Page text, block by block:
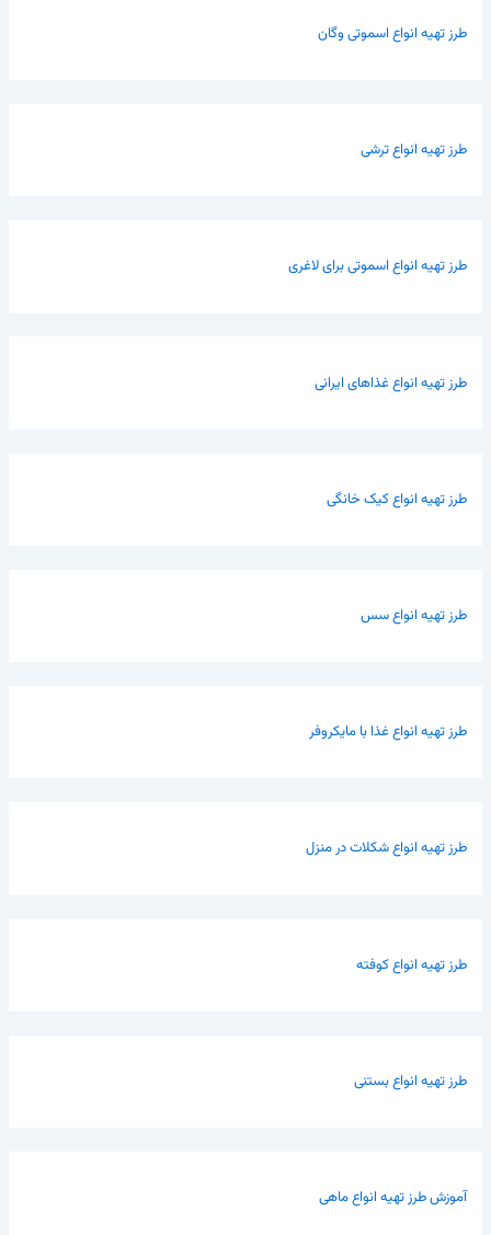
طرز تهیه انواع اسموتی وگان
طرز تهیه انواع ترشی
طرز تهیه انواع اسموتی برای لاغری
طرز تهیه انواع غذاهای ایرانی
طرز تهیه انواع کیک خانگی
طرز تهیه انواع سس
طرز تهیه انواع غذا با مایکروفر
طرز تهیه انواع شکلات در منزل
طرز تهیه انواع کوفته
طرز تهیه انواع بستنی
آموزش طرز تهیه انواع ماهی